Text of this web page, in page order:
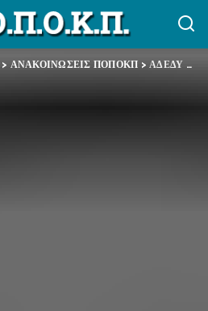
> ΑΝΑΚΟΙΝΩΣΕΙΣ ΠΟΠΟΚΠ >ΑΔΕΔΥ – Δελτίο Τύπου – Καταγγελία για τις νέες διαλυτικές παρεμβάσεις στις Δημόσιες Υπηρεσίες και τις νέες απολύσεις Δημοσίων Υπαλλήλων